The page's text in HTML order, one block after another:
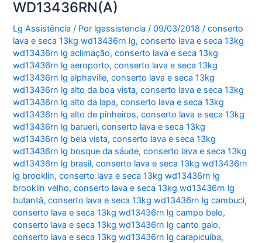
WD13436RN(A)
Lg Assistência / Por lgassistencia/09/03/2018 /conserto
lava e seca 13kg wd13436rn lg,conserto lava e seca 13kg
wd13436rn lg aclimação,conserto lava e seca 13kg
wd13436rn lg aeroporto,conserto lava e seca 13kg
wd13436rn lg alphaville,conserto lava e seca 13kg
wd13436rn lg alto da boa vista,conserto lava e seca 13kg
wd13436rn lg alto da lapa,conserto lava e seca 13kg
wd13436rn lg alto de pinheiros,conserto lava e seca 13kg
wd13436rn lg barueri,conserto lava e seca 13kg
wd13436rn lg bela vista,conserto lava e seca 13kg
wd13436rn lg bosque da sáude,conserto lava e seca 13kg
wd13436rn lg brasil,conserto lava e seca 13kg wd13436rn
lg brooklin,conserto lava e seca 13kg wd13436rn lg
brooklin velho,conserto lava e seca 13kg wd13436rn lg
butantã,conserto lava e seca 13kg wd13436rn lg cambuci,
conserto lava e seca 13kg wd13436rn lg campo belo,
conserto lava e seca 13kg wd13436rn lg canto galo,
conserto lava e seca 13kg wd13436rn lg carapicuíba,